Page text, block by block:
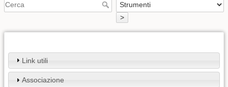
>
Link utili
Associazione